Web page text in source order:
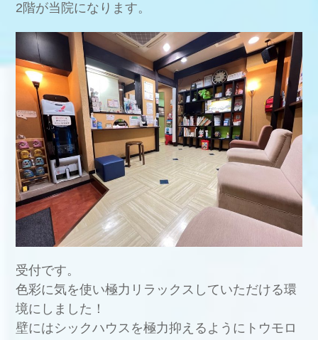
2階が当院になります。
受付です。
色彩に気を使い極力リラックスしていただける環
境にしました！
壁にはシックハウスを極力抑えるようにトウモロ